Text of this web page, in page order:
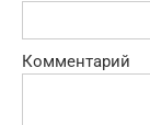
Комментарий